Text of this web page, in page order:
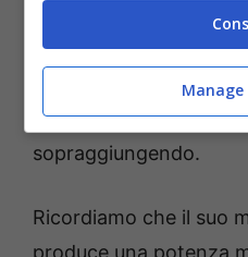
andate le cose. La
velocità da una corsia
ovviamente senza
minimamente degli
sopraggiungendo.
Ricordiamo che il suo
produce una potenza